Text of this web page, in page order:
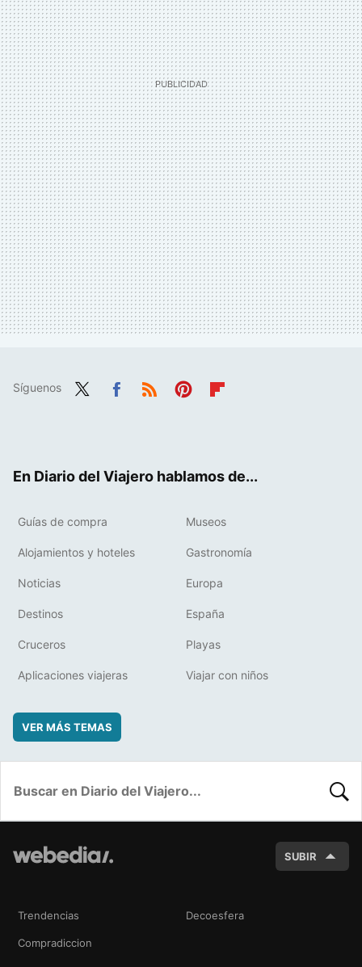
Síguenos
En Diario del Viajero hablamos de...
Guías de compra Museos
Alojamientos y hoteles Gastronomía
Noticias Europa
Destinos España
Cruceros Playas
Aplicaciones viajeras Viajar con niños
VER MÁS TEMAS
SUBIR
Trendencias Decoesfera
Compradiccion